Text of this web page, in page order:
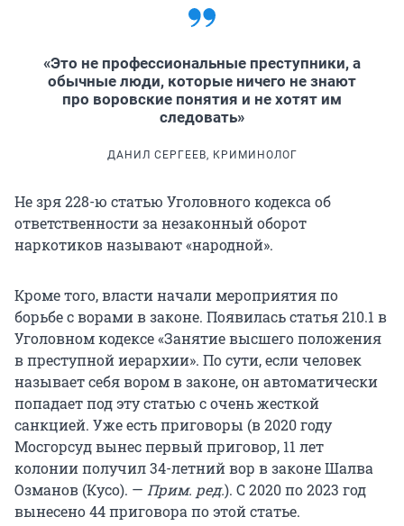
«Это не профессиональные преступники, а
обычные люди, которые ничего не знают
про воровские понятия и не хотят им
следовать»
ДАНИЛ СЕРГЕЕВ, КРИМИНОЛОГ
Не зря 228-ю статью Уголовного кодекса об
ответственности за незаконный оборот
наркотиков называют «народной».
Кроме того, власти начали мероприятия по
борьбе с ворами в законе. Появилась статья 210.1 в
Уголовном кодексе «Занятие высшего положения
в преступной иерархии». По сути, если человек
называет себя вором в законе, он автоматически
попадает под эту статью с очень жесткой
санкцией. Уже есть приговоры (в 2020 году
Мосгорсуд вынес первый приговор, 11 лет
колонии получил 34-летний вор в законе Шалва
Озманов (Кусо). — Прим. ред.). С 2020 по 2023 год
вынесено 44 приговора по этой статье.